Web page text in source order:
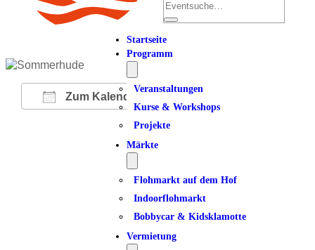
Startseite
Programm
Veranstaltungen
Kurse & Workshops
Projekte
Märkte
Flohmarkt auf dem Hof
Indoorflohmarkt
Bobbycar & Kidsklamotte
Vermietung
Zum Kalender hinzufügen
ICS herunterladen
Google Kalender
iCalendarOffice 365